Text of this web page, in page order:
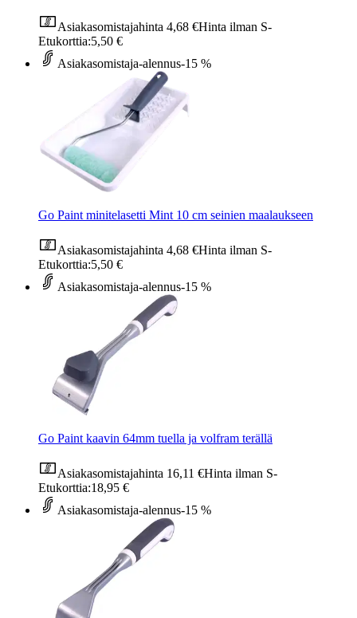
Asiakasomistajahinta 4,68 €Hinta ilman S-
Etukorttia:5,50 €
Asiakasomistaja-alennus-15 %
Go Paint minitelasetti Mint 10 cm seinien maalaukseen
Asiakasomistajahinta 4,68 €Hinta ilman S-
Etukorttia:5,50 €
Asiakasomistaja-alennus-15 %
Go Paint kaavin 64mm tuella ja volfram terällä
Asiakasomistajahinta 16,11 €Hinta ilman S-
Etukorttia:18,95 €
Asiakasomistaja-alennus-15 %